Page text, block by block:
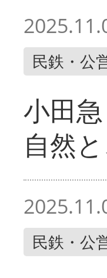
民鉄・公
小田
自然
民鉄・公